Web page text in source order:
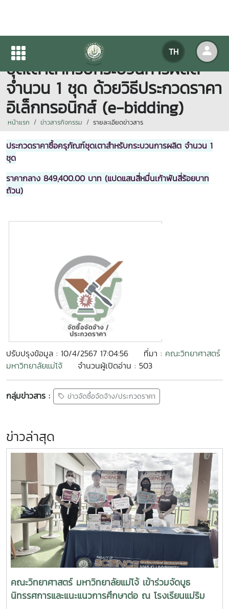
TH
ประกาศ ประกวดราคาซื้อครุภัณฑ์
ชุดเตาสำหรับกระบวนการผลิต
จำนวน 1 ชุด ด้วยวิธีประกวดราคา
อิเล็กทรอนิกส์ (e-bidding)
หน้าแรก ข่าวสารกิจกรรม รายละเอียดข่าวสาร
ประกวดราคาซื้อครุภัณฑ์ชุดเตาสำหรับกระบวนการผลิต จำนวน 1
ชุด
ราคากลาง 849,400.00 บาท (แปดแสนสี่หมื่นเก้าพันสี่ร้อยบาท
ถ้วน)
ปรับปรุงข้อมูล : 10/4/2567 17:04:56 ที่มา : คณะวิทยาศาสตร์
มหาวิทยาลัยแม่โจ้
จำนวนผู้เปิดอ่าน : 503
กลุ่มข่าวสาร : ข่าวจัดซื้อจัดจ้าง/ประกวดราคา
ข่าวล่าสุด
คณะวิทยาศาสตร์ มหาวิทยาลัยแม่โจ้ เข้าร่วมจัดบูธ
นิทรรศการและแนะแนวการศึกษาต่อ ณ โรงเรียนแม่ริม